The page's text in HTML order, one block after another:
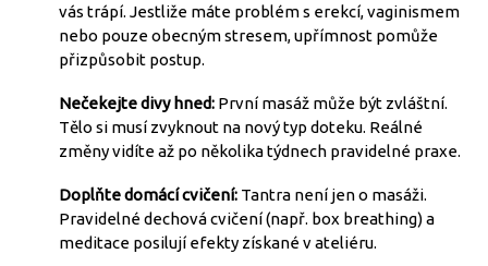
vás trápí. Jestliže máte problém s erekcí, vaginismem
nebo pouze obecným stresem, upřímnost pomůže
přizpůsobit postup.
Nečekejte divy hned: První masáž může být zvláštní.
Tělo si musí zvyknout na nový typ doteku. Reálné
změny vidíte až po několika týdnech pravidelné praxe.
Doplňte domácí cvičení: Tantra není jen o masáži.
Pravidelné dechová cvičení (např. box breathing) a
meditace posilují efekty získané v ateliéru.